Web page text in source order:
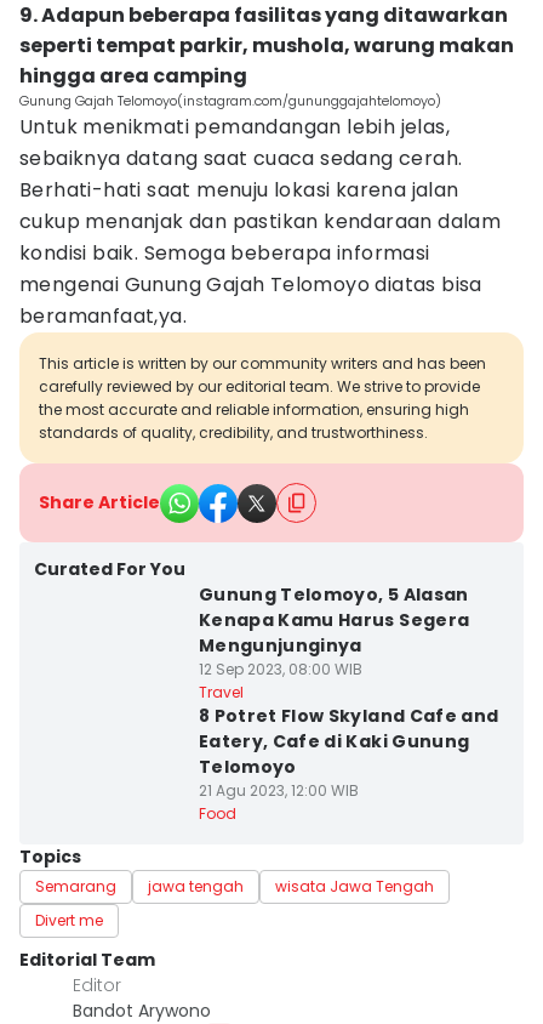
9. Adapun beberapa fasilitas yang ditawarkan
seperti tempat parkir, mushola, warung makan
hingga area camping
Gunung Gajah Telomoyo(instagram.com/gununggajahtelomoyo)
Untuk menikmati pemandangan lebih jelas,
sebaiknya datang saat cuaca sedang cerah.
Berhati-hati saat menuju lokasi karena jalan
cukup menanjak dan pastikan kendaraan dalam
kondisi baik. Semoga beberapa informasi
mengenai Gunung Gajah Telomoyo diatas bisa
beramanfaat,ya.
This article is written by our community writers and has been
carefully reviewed by our editorial team. We strive to provide
the most accurate and reliable information, ensuring high
standards of quality, credibility, and trustworthiness.
Share Article
Curated For You
Gunung Telomoyo, 5 Alasan
Kenapa Kamu Harus Segera
Mengunjunginya
12 Sep 2023, 08:00 WIB
Travel
8 Potret Flow Skyland Cafe and
Eatery, Cafe di Kaki Gunung
Telomoyo
21 Agu 2023, 12:00 WIB
Food
Topics
Semarang jawa tengah
wisata Jawa Tengah
Divert me
Editorial Team
Editor
Bandot Arywono